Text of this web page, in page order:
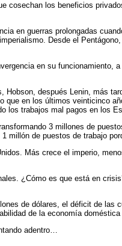
los beneficios
en guerras prolongadas
Desde el
en su
después Lenin, más
en los últimos veinticinco
los trabajos mal pagos en los
3 millones de
millón de puestos de trabajo
Más crece el imperio,
¿Cómo es que está en
de dólares, el déficit de
de la economía
adentro…